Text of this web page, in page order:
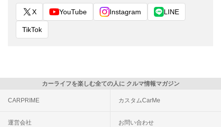
X YouTube Instagram LINE
TikTok
カーライフを楽しむ全ての人に クルマ情報マガジン
CARPRIME カスタムCarMe
運営会社 お問い合わせ